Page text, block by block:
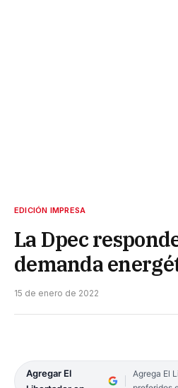
EDICIÓN IMPRESA
La Dpec
demanda
15 de enero de 2022
Agregar El
Agrega El